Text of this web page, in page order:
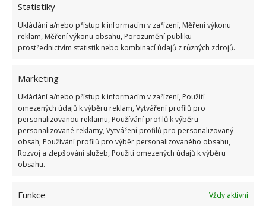
Statistiky
Ukládání a/nebo přístup k informacím v zařízení, Měření výkonu
reklam, Měření výkonu obsahu, Porozumění publiku
prostřednictvím statistik nebo kombinací údajů z různých zdrojů.
Marketing
Ukládání a/nebo přístup k informacím v zařízení, Použití
omezených údajů k výběru reklam, Vytváření profilů pro
personalizovanou reklamu, Používání profilů k výběru
personalizované reklamy, Vytváření profilů pro personalizovaný
obsah, Používání profilů pro výběr personalizovaného obsahu,
Rozvoj a zlepšování služeb, Použití omezených údajů k výběru
obsahu.
Funkce
Vždy aktivní
Test znalostí o každodenní realitě za
komunismu: 10 retro otázek ukáže, kdo má
dobrý přehled
Retro kvíz o oblíbených autech v dobách
socialismu: Tehdejší řidiči musí získat 10 z 10
bodů
6.5.2026